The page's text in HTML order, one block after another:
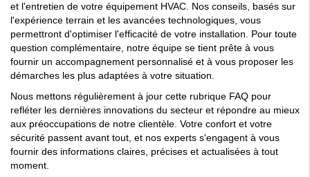
et l'entretien de votre équipement HVAC. Nos conseils, basés sur
l'expérience terrain et les avancées technologiques, vous
permettront d'optimiser l'efficacité de votre installation. Pour toute
question complémentaire, notre équipe se tient prête à vous
fournir un accompagnement personnalisé et à vous proposer les
démarches les plus adaptées à votre situation.
Nous mettons régulièrement à jour cette rubrique FAQ pour
refléter les dernières innovations du secteur et répondre au mieux
aux préoccupations de notre clientèle. Votre confort et votre
sécurité passent avant tout, et nos experts s'engagent à vous
fournir des informations claires, précises et actualisées à tout
moment.